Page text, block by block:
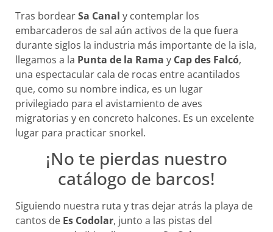
Tras bordearSa Canal y contemplar los
embarcaderos de sal aún activos de la que fuera
durante siglos la industria más importante de la isla,
llegamos a la Punta de la Rama y Cap des Falcó,
una espectacular cala de rocas entre acantilados
que, como su nombre indica, es un lugar
privilegiado para el avistamiento de aves
migratorias y en concreto halcones. Es un excelente
lugar para practicar snorkel.
¡No te pierdas nuestro
catálogo de barcos!
Siguiendo nuestra ruta y tras dejar atrás la playa de
cantos de Es Codolar, junto a las pistas del